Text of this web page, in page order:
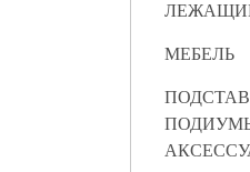
МЕБЕЛЬ